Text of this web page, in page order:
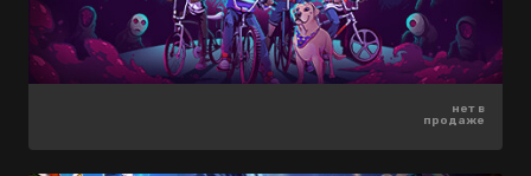
нет в
продаже
1300 ₽
780 ₽
нет в
продаже